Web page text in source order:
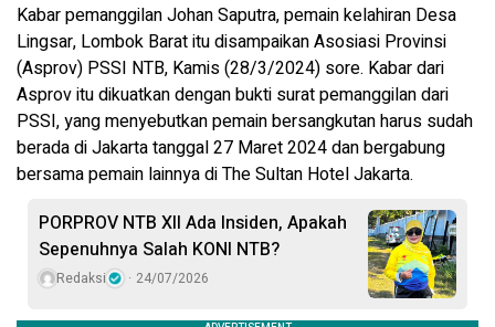
Kabar pemanggilan Johan Saputra, pemain kelahiran Desa
Lingsar, Lombok Barat itu disampaikan Asosiasi Provinsi
(Asprov) PSSI NTB, Kamis (28/3/2024) sore. Kabar dari
Asprov itu dikuatkan dengan bukti surat pemanggilan dari
PSSI, yang menyebutkan pemain bersangkutan harus sudah
berada di Jakarta tanggal 27 Maret 2024 dan bergabung
bersama pemain lainnya di The Sultan Hotel Jakarta.
PORPROV NTB XII Ada Insiden, Apakah
Sepenuhnya Salah KONI NTB?
Redaksi 24/07/2026